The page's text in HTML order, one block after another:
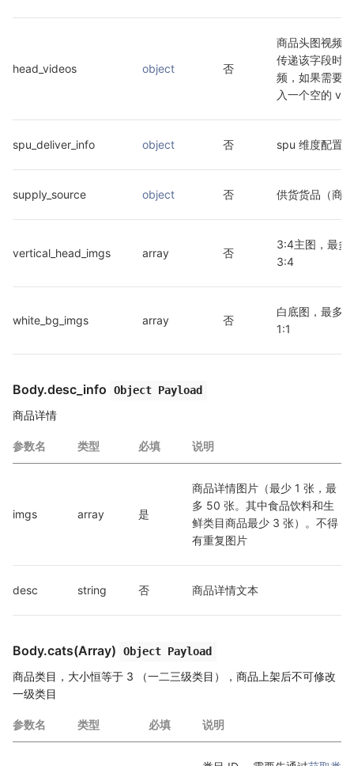
head_videos object 否
商品头图视频
传递该字段时
频，如果需要
入一个空的
spu_deliver_info object 否 spu 维度配置
supply_source object 否 供货货品（商
vertical_head_imgs array 否
3:4主图，最多
3:4
white_bg_imgs array 否
白底图，最多1
1:1
Body.desc_info Object Payload
商品详情
参数名 类型 必填 说明
imgs array 是
商品详情图片（最少 1 张，最
多 50 张。其中食品饮料和生
鲜类目商品最少 3 张）。不得
有重复图片
desc string 否 商品详情文本
Body.cats(Array) Object Payload
商品类目，大小恒等于 3 （一二三级类目），商品上架后不可修改
一级类目
参数名 类型 必填 说明